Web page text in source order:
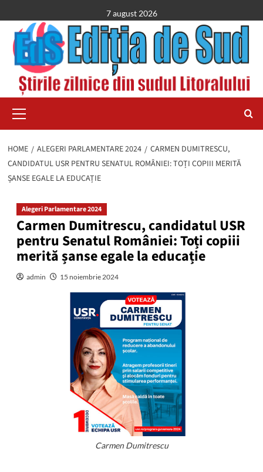
to
content
7 august 2026
Menu
HOME ALEGERI PARLAMENTARE 2024
CARMEN DUMITRESCU,
CANDIDATUL USR PENTRU SENATUL ROMÂNIEI: TOȚI COPIII MERITĂ
ȘANSE EGALE LA EDUCAȚIE
Alegeri Parlamentare 2024
Carmen Dumitrescu, candidatul USR
pentru Senatul României: Toți copiii
merită șanse egale la educație
admin 15 noiembrie 2024
Carmen Dumitrescu